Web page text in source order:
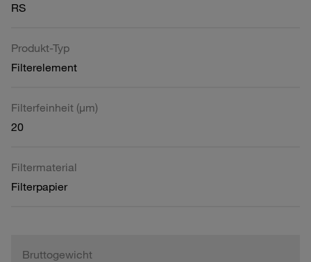
RS
Produkt-Typ
Filterelement
Filterfeinheit (µm)
20
Filtermaterial
Filterpapier
Bruttogewicht